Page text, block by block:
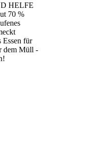
HELFE
70 %
Essen für
dem Müll -